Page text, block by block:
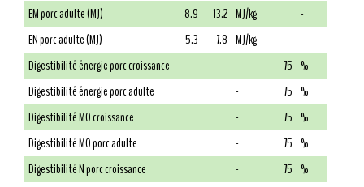
EM porc adulte (MJ)
8.9 13.2 MJ/kg
-
EN porc adulte (MJ)
5.3 7.8 MJ/kg
-
Digestibilité énergie porc croissance
- 75 %
Digestibilité énergie porc adulte
- 75 %
Digestibilité MO croissance
- 75 %
Digestibilité MO porc adulte
- 75 %
Digestibilité N porc croissance
- 75 %